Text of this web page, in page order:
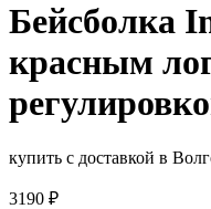
Бейсболка
красным
купить с доставкой в
3190 ₽